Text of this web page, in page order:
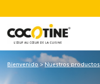
Bienvenido >Nuestros productos